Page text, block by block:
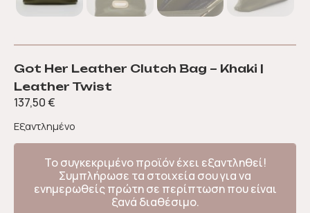
Got Her Leather Clutch Bag – Khaki |
Leather Twist
137,50€
Εξαντλημένο
Το συγκεκριμένο προϊόν έχει εξαντληθεί!
Συμπλήρωσε τα στοιχεία σου για να
ενημερωθείς πρώτη σε περίπτωση που είναι
ξανά διαθέσιμο.